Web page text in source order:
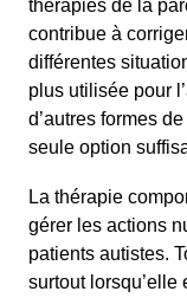
thérapies de la
contribue à
différentes
plus utilisée pour
d’autres formes
seule option
La thérapie
gérer les actions
patients autistes.
surtout lorsqu’elle